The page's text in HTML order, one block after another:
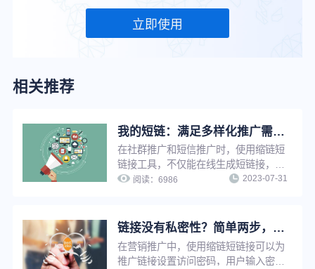
立即使用
相关推荐
我的短链：满足多样化推广需求，实现短链接在线管理，方便快捷
在社群推广和短信推广时，使用缩链短
链接工具，不仅能在线生成短链接，还
能给短链接设置有效期、设置访问密
实现推广短链在线管理，提升工作效
率。
阅读：6986 2023-07-31
链接没有私密性？简单两步，告别隐私泄露与安全问题
在营销推广中，使用缩链短链接可以为
推广链接设置访问密码，用户输入密码